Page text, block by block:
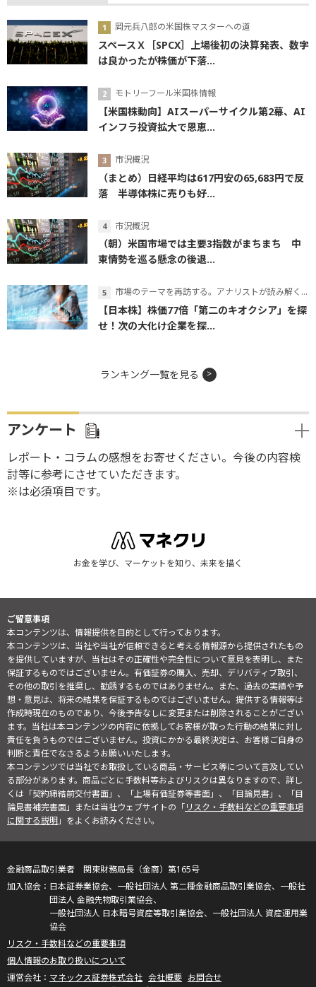
岡元兵八郎の米国株マスターへの道
スペースＸ［SPCX］上場後初の決算発表、数字
は良かったが株価が下落...
モトリーフール米国株情報
【米国株動向】AIスーパーサイクル第2幕、AI
インフラ投資拡大で恩恵...
市況概況
（まとめ）日経平均は617円安の65,683円で反
落 半導体株に売りも好...
市況概況
（朝）米国市場では主要3指数がまちまち 中
東情勢を巡る懸念の後退...
市場のテーマを再訪する。アナリストが読み解くテーマの本質
【日本株】株価77倍「第二のキオクシア」を探
せ！次の大化け企業を探...
ランキング一覧を見る
アンケート
レポート・コラムの感想をお寄せください。今後の内容検
討等に参考にさせていただきます。
※は必須項目です。
お金を学び、マーケットを知り、未来を描く
ご留意事項
本コンテンツは、情報提供を目的として行っております。
本コンテンツは、当社や当社が信頼できると考える情報源から提供されたもの
を提供していますが、当社はその正確性や完全性について意見を表明し、また
保証するものではございません。有価証券の購入、売却、デリバティブ取引、
その他の取引を推奨し、勧誘するものではありません。また、過去の実績や予
想・意見は、将来の結果を保証するものではございません。提供する情報等は
作成時現在のものであり、今後予告なしに変更または削除されることがござい
ます。当社は本コンテンツの内容に依拠してお客様が取った行動の結果に対し
責任を負うものではございません。投資にかかる最終決定は、お客様ご自身の
判断と責任でなさるようお願いいたします。
本コンテンツでは当社でお取扱している商品・サービス等について言及してい
る部分があります。商品ごとに手数料等およびリスクは異なりますので、詳し
くは「契約締結前交付書面」、「上場有価証券等書面」、「目論見書」、「目
論見書補完書面」または当社ウェブサイトの「リスク・手数料などの重要事項
に関する説明」をよくお読みください。
金融商品取引業者 関東財務局長（金商）第165号
日本証券業協会、一般社団法人 第二種金融商品取引業協会、一般社
団法人 金融先物取引業協会、
一般社団法人 日本暗号資産等取引業協会、一般社団法人 資産運用業
協会
リスク・手数料などの重要事項
個人情報のお取り扱いについて
マネックス証券株式会社 会社概要 お問合せ